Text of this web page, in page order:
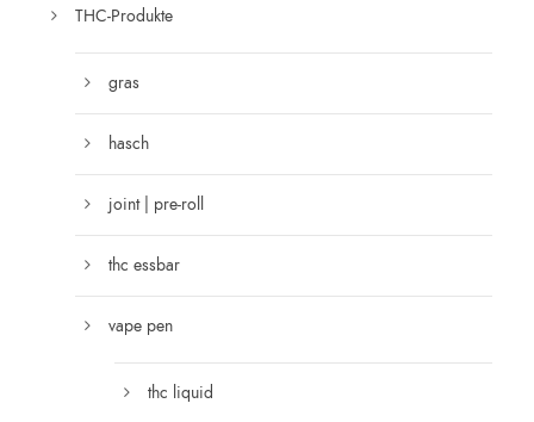
THC-Produkte
gras
hasch
joint | pre-roll
thc essbar
vape pen
thc liquid